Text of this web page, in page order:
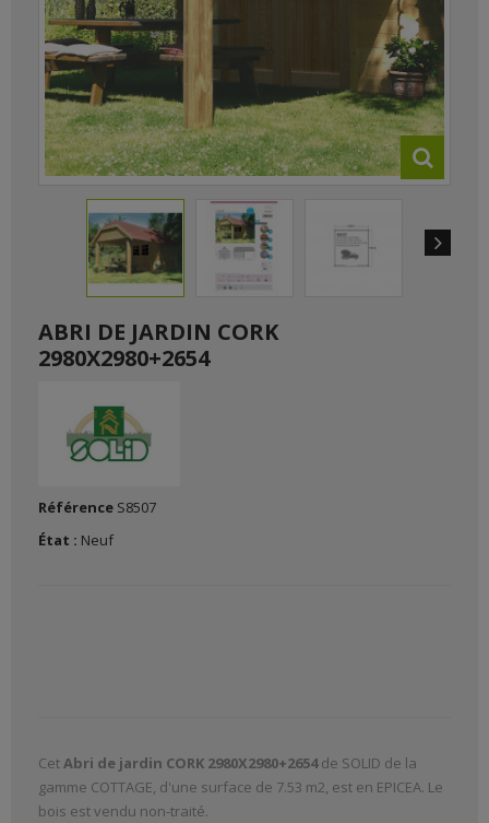
ABRI DE JARDIN CORK
2980X2980+2654
Référence S8507
État : Neuf
CetAbri de jardin CORK 2980X2980+2654de SOLID de la
gamme COTTAGE, d'une surface de 7.53 m2, est en EPICEA. Le
bois est vendu non-traité.